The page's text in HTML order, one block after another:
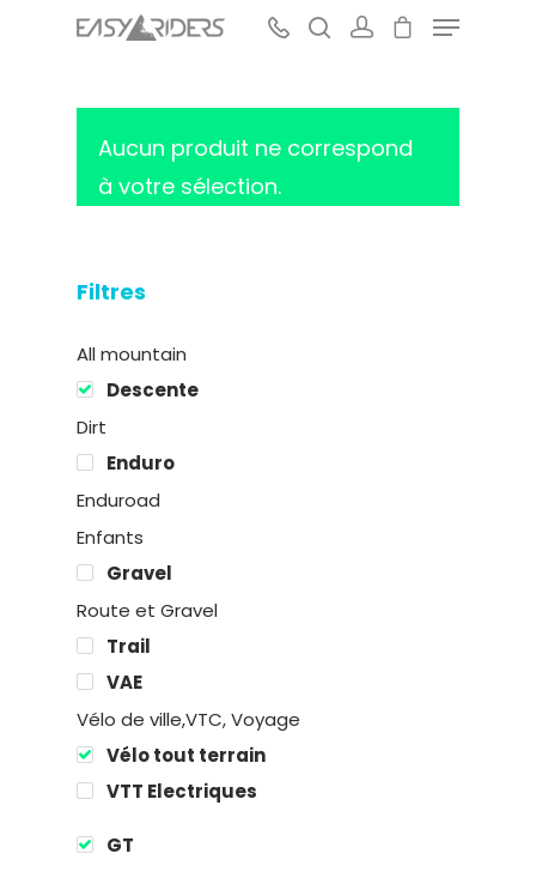
Hit enter to search or ESC to close
Filtres
All mountain
Descente
Dirt
Enduro
Enduroad
Enfants
Gravel
Route et Gravel
Trail
VAE
Vélo de ville,VTC, Voyage
Vélo tout terrain
VTT Electriques
GT
Aucun produit ne correspond
à votre sélection.